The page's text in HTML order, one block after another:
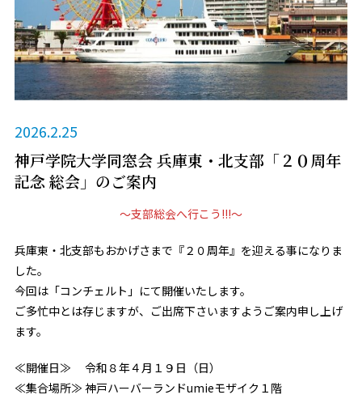
2026.2.25
神戸学院大学同窓会 兵庫東・北支部「２０周年
記念 総会」のご案内
～支部総会へ行こう!!!～
兵庫東・北支部もおかげさまで『２０周年』を迎える事になりま
した。
今回は「コンチェルト」にて開催いたします。
ご多忙中とは存じますが、ご出席下さいますようご案内申し上げ
ます。
≪開催日≫ 令和８年４月１９日（日）
≪集合場所≫ 神戸ハーバーランドumieモザイク１階